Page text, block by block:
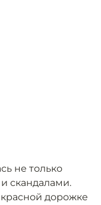
не только
скандалами.
дорожке